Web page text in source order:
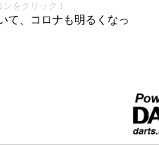
をクリック！
て、コロナも明るくなっ